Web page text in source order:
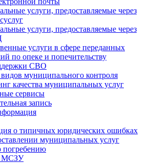
услуги, предоставляемые через
услуги, предоставляемые через
услуги в сфере переданных
по опеке и попечительству
СВО
муниципального контроля
качества муниципальных услуг
сервисы
запись
о типичных юридических ошибках
муниципальных услуг
погребению
МСЗУ